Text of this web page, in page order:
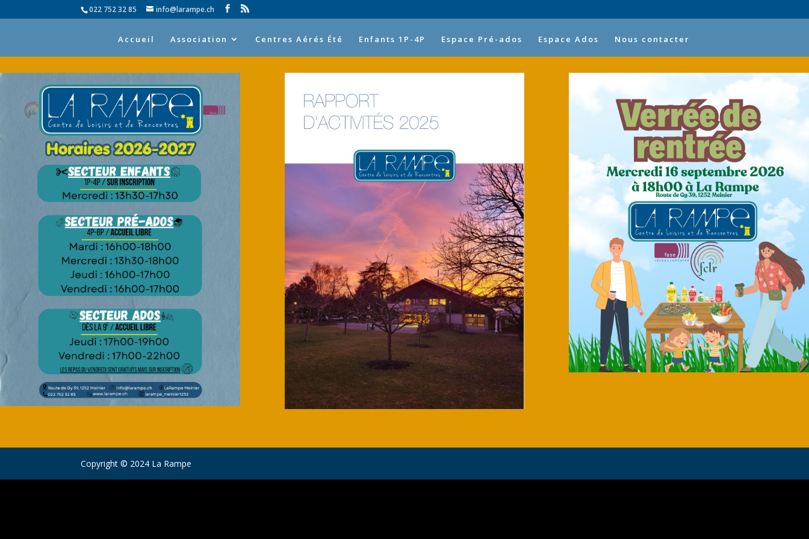
022 752 32 85 info@larampe.ch
Accueil Association Centres Aérés Été Enfants 1P-4P Espace Pré-ados Espace Ados Nous contacter
Copyright © 2024 La Rampe